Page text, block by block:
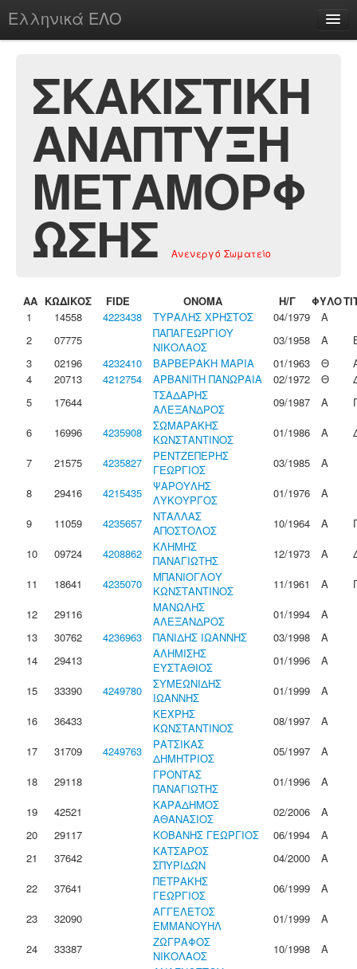
Ελληνικά ΕΛΟ
chesstu.be @ discord
Login
ΣΚΑΚΙΣΤΙΚΗ
ΑΝΑΠΤΥΞΗ
ΜΕΤΑΜΟΡΦ
ΩΣΗΣ Ανενεργό Σωματείο
ΑΑ ΚΩΔΙΚΟΣ FIDE ΟΝΟΜΑ Η/Γ ΦΥΛΟ
1
14558 4223438 ΤΥΡΑΛΗΣ ΧΡΗΣΤΟΣ 04/1979
Α
2
07775
ΠΑΠΑΓΕΩΡΓΙΟΥ
ΝΙΚΟΛΑΟΣ
03/1958 Α
3
02196 4232410 ΒΑΡΒΕΡΑΚΗ ΜΑΡΙΑ 01/1963 Θ
4
20713 4212754 ΑΡΒΑΝΙΤΗ ΠΑΝΩΡΑΙΑ 02/1972 Θ
5
17644
ΤΣΑΔΑΡΗΣ
ΑΛΕΞΑΝΔΡΟΣ
09/1987 Α
6
16996 4235908
ΣΩΜΑΡΑΚΗΣ
ΚΩΝΣΤΑΝΤΙΝΟΣ
01/1986 Α
7
21575 4235827
ΡΕΝΤΖΕΠΕΡΗΣ
ΓΕΩΡΓΙΟΣ
03/1985
Α
8
29416 4215435
ΨΑΡΟΥΛΗΣ
ΛΥΚΟΥΡΓΟΣ
01/1976
Α
9
11059 4235657
ΝΤΑΛΛΑΣ
ΑΠΟΣΤΟΛΟΣ
10/1964 Α
10
09724 4208862
ΚΛΗΜΗΣ
ΠΑΝΑΓΙΩΤΗΣ
12/1973 Α
11
18641 4235070
ΜΠΑΝΙΟΓΛΟΥ
ΚΩΝΣΤΑΝΤΙΝΟΣ
11/1961 Α
12
29116
ΜΑΝΩΛΗΣ
ΑΛΕΞΑΝΔΡΟΣ
01/1994
Α
13
30762 4236963 ΠΑΝΙΔΗΣ ΙΩΑΝΝΗΣ 03/1998
Α
14
29413
ΑΛΗΜΙΣΗΣ
ΕΥΣΤΑΘΙΟΣ
01/1996
Α
15
33390 4249780
ΣΥΜΕΩΝΙΔΗΣ
ΙΩΑΝΝΗΣ
01/1999
Α
16
36433
ΚΕΧΡΗΣ
ΚΩΝΣΤΑΝΤΙΝΟΣ
08/1997
Α
17
31709 4249763
ΡΑΤΣΙΚΑΣ
ΔΗΜΗΤΡΙΟΣ
05/1997
Α
18
29118
ΓΡΟΝΤΑΣ
ΠΑΝΑΓΙΩΤΗΣ
01/1996
Α
19
42521
ΚΑΡΑΔΗΜΟΣ
ΑΘΑΝΑΣΙΟΣ
02/2006
Α
20
29117 ΚΟΒΑΝΗΣ ΓΕΩΡΓΙΟΣ 06/1994
Α
21
37642
ΚΑΤΣΑΡΟΣ
ΣΠΥΡΙΔΩΝ
04/2000
Α
22
37641
ΠΕΤΡΑΚΗΣ
ΓΕΩΡΓΙΟΣ
06/1999
Α
23
32090
ΑΓΓΕΛΕΤΟΣ
ΕΜΜΑΝΟΥΗΛ
01/1999
Α
24
33387
ΖΩΓΡΑΦΟΣ
ΝΙΚΟΛΑΟΣ
10/1998
Α